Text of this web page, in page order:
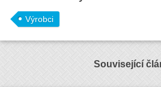
Výrobci
Související